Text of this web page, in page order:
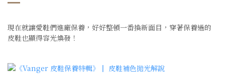
現在就讓愛鞋們進廠保養，好好整頓一番換新面目，穿著保養過的
皮鞋也顯得容光煥發！